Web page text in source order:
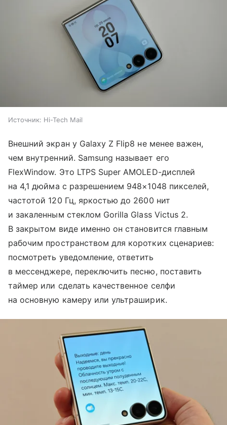
Источник: Hi-Tech Mail
Внешний экран у Galaxy Z Flip8 не менее важен,
чем внутренний. Samsung называет его
FlexWindow. Это LTPS Super AMOLED-дисплей
на 4,1 дюйма с разрешением 948×1048 пикселей,
частотой 120 Гц, яркостью до 2600 нит
и закаленным стеклом Gorilla Glass Victus 2.
В закрытом виде именно он становится главным
рабочим пространством для коротких сценариев:
посмотреть уведомление, ответить
в мессенджере, переключить песню, поставить
таймер или сделать качественное селфи
на основную камеру или ультраширик.